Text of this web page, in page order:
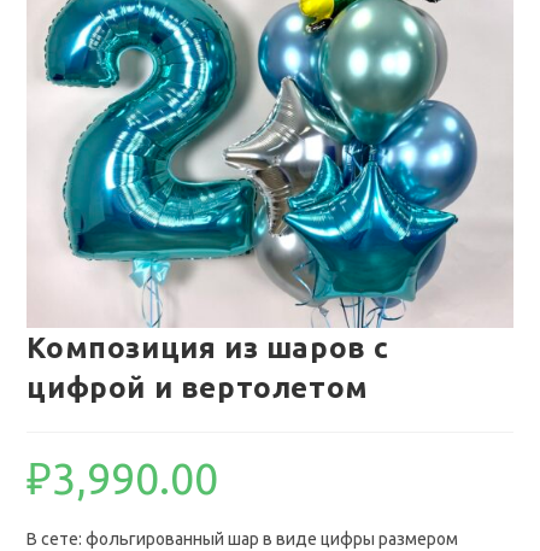
Композиция из шаров с
цифрой и вертолетом
₽3,990.00
В сете: фольгированный шар в виде цифры размером